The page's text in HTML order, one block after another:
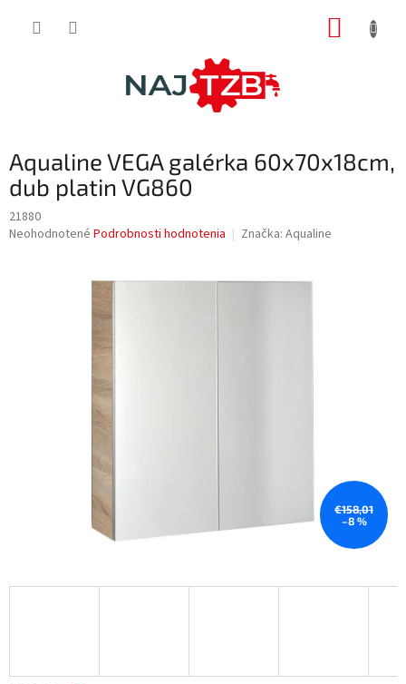
Aqualine VEGA galérka 60x70x18cm,
dub platin VG860
21880
Priemerné
Neohodnotené Podrobnosti hodnotenia Značka: Aqualine
€158,01
–8 %